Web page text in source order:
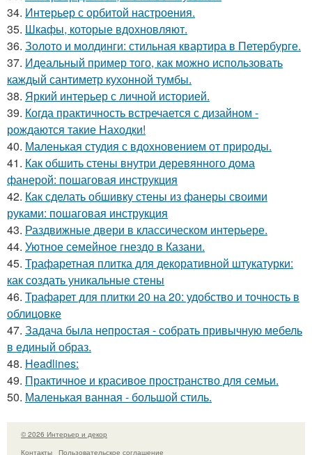
34. Интерьер с орбитой настроения.
35. Шкафы, которые вдохновляют.
36. Золото и молдинги: стильная квартира в Петербурге.
37. Идеальный пример того, как можно использовать
каждый сантиметр кухонной тумбы.
38. Яркий интерьер с личной историей.
39. Когда практичность встречается с дизайном -
рождаются такие Находки!
40. Маленькая студия с вдохновением от природы.
41. Как обшить стены внутри деревянного дома
фанерой: пошаговая инструкция
42. Как сделать обшивку стены из фанеры своими
руками: пошаговая инструкция
43. Раздвижные двери в классическом интерьере.
44. Уютное семейное гнездо в Казани.
45. Трафаретная плитка для декоративной штукатурки:
как создать уникальные стены
46. Трафарет для плитки 20 на 20: удобство и точность в
облицовке
47. Задача была непростая - собрать привычную мебель
в единый образ.
48. Headlines:
49. Практичное и красивое пространство для семьи.
50. Маленькая ванная - большой стиль.
© 2026 Интерьер и декор
Контакты
Пользовательское соглашение